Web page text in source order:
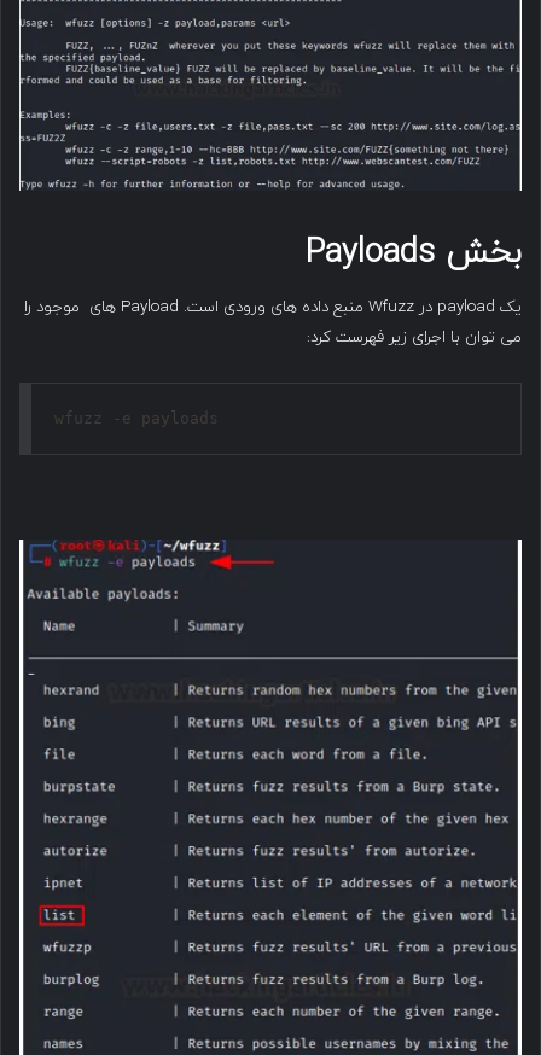
بخش Payloads
یک payload در Wfuzz منبع داده های ورودی است. Payload های موجود را
می توان با اجرای زیر فهرست کرد:
wfuzz -e payloads